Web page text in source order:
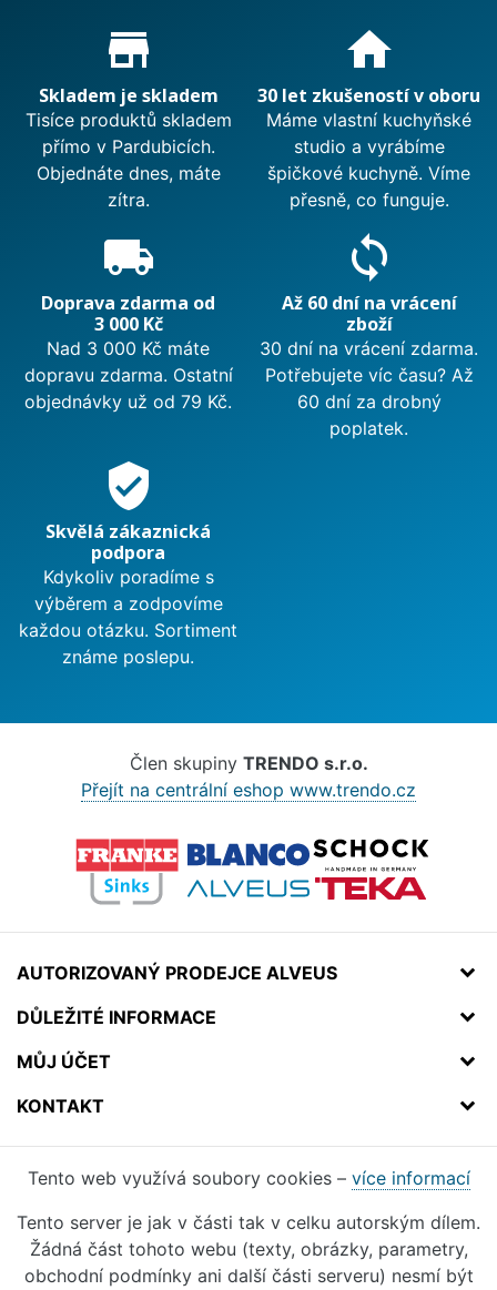
Proč nakupovat u nás?
store_mall_directory
Skladem je skladem
Tisíce produktů skladem
přímo v Pardubicích.
Objednáte dnes, máte
zítra.
home
30 let zkušeností v oboru
Máme vlastní kuchyňské
studio a vyrábíme
špičkové kuchyně. Víme
přesně, co funguje.
local_shipping
Doprava zdarma od
3 000 Kč
Nad 3 000 Kč máte
dopravu zdarma. Ostatní
objednávky už od 79 Kč.
sync
Až 60 dní na vrácení
zboží
30 dní na vrácení zdarma.
Potřebujete víc času? Až
60 dní za drobný
poplatek.
verified_user
Skvělá zákaznická
podpora
Kdykoliv poradíme s
výběrem a zodpovíme
každou otázku. Sortiment
známe poslepu.
Člen skupiny TRENDO s.r.o.
Přejít na centrální eshop www.trendo.cz
AUTORIZOVANÝ PRODEJCE ALVEUS
DŮLEŽITÉ INFORMACE
MŮJ ÚČET
KONTAKT
Tento web využívá soubory cookies – více informací
Tento server je jak v části tak v celku autorským dílem.
Žádná část tohoto webu (texty, obrázky, parametry,
obchodní podmínky ani další části serveru) nesmí být